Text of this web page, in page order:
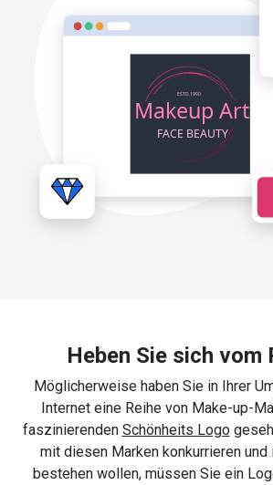
Heben Sie sich vom
Möglicherweise haben Sie in Ihrer
Internet eine Reihe von Make-up-
faszinierenden Schönheits Logo
mit diesen Marken konkurrieren
bestehen wollen, müssen Sie ein